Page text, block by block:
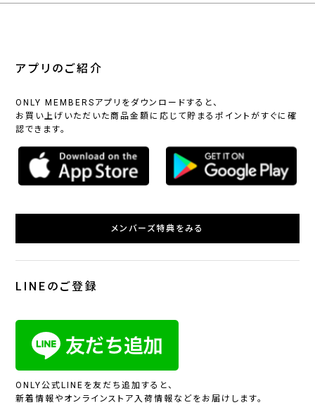
アプリのご紹介
ONLY MEMBERSアプリをダウンロードすると、
お買い上げいただいた商品金額に応じて貯まるポイントがすぐに確
認できます。
メンバーズ特典をみる
LINEのご登録
ONLY公式LINEを友だち追加すると、
新着情報やオンラインストア入荷情報などをお届けします。